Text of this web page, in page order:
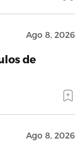
Ago 8, 2026
de
Ago 8, 2026